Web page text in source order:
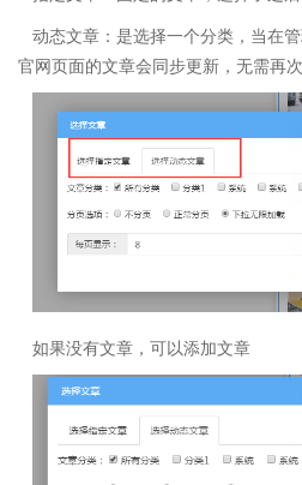
动态文章：是选择一个分类，当在
官网页面的文章会同步更新，无需再次
如果没有文章，可以添加文章